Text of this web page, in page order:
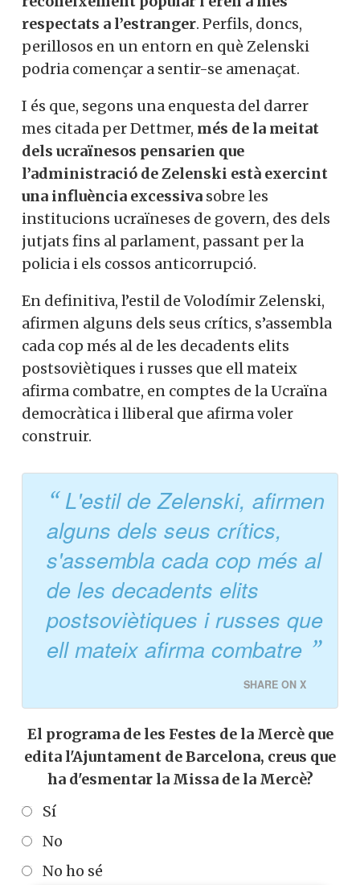
respectats a l’estranger. Perfils, doncs,
perillosos en un entorn en què Zelenski
podria començar a sentir-se amenaçat.
I és que, segons una enquesta del darrer
mes citada per Dettmer, més de la meitat
dels ucraïnesos pensarien que
l’administració de Zelenski està exercint
una influència excessiva sobre les
institucions ucraïneses de govern, des dels
jutjats fins al parlament, passant per la
policia i els cossos anticorrupció.
En definitiva, l’estil de Volodímir Zelenski,
afirmen alguns dels seus crítics, s’assembla
cada cop més al de les decadents elits
postsoviètiques i russes que ell mateix
afirma combatre, en comptes de la Ucraïna
democràtica i lliberal que afirma voler
construir.
L'estil de Zelenski, afirmen
alguns dels seus crítics,
s'assembla cada cop més al
de les decadents elits
postsoviètiques i russes que
ell mateix afirma combatre
SHARE ON X
El programa de les Festes de la Mercè que
edita l'Ajuntament de Barcelona, creus que
ha d'esmentar la Missa de la Mercè?
Sí
No
No ho sé